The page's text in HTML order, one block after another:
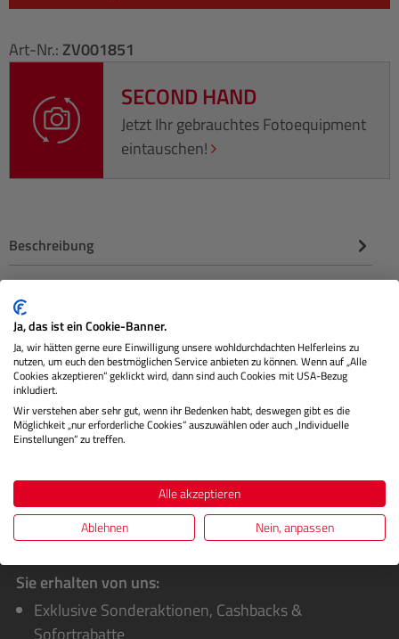
Art-Nr.: ZV001851
SECOND HAND
Jetzt Ihr gebrauchtes Fotoequipment
eintauschen!
Beschreibung
komfortable und flexible Lösung für das professionelle
Filmen mit K…Mehr
Herstellerinformationen
Bewertungen
Sie erhalten von uns:
Exklusive Sonderaktionen, Cashbacks &
Ja, das ist ein Cookie-Banner.
Ja, wir hätten gerne eure Einwilligung unsere wohldurchdachten Helferleins zu
nutzen, um euch den bestmöglichen Service anbieten zu können. Wenn auf „Alle
Cookies akzeptieren“ geklickt wird, dann sind auch Cookies mit USA-Bezug
inkludiert.
Wir verstehen aber sehr gut, wenn ihr Bedenken habt, deswegen gibt es die
Möglichkeit „nur erforderliche Cookies“ auszuwählen oder auch „Individuelle
Einstellungen“ zu treffen.
Alle akzeptieren
Ablehnen
Nein, anpassen